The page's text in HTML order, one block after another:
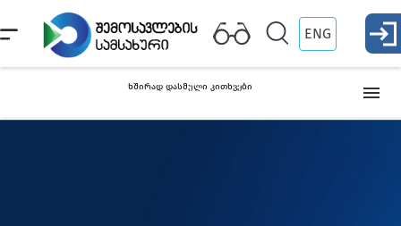
ENG
ხშირად დასმული კითხვები